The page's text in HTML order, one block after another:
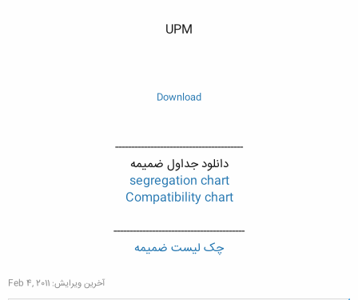
UPM
Download
----------------------------------------
دانلود جداول ضمیمه
segregation chart
Compatibility chart
-----------------------------------------
چک لیست ضمیمه
آخرین ویرایش: Feb 4, 2011